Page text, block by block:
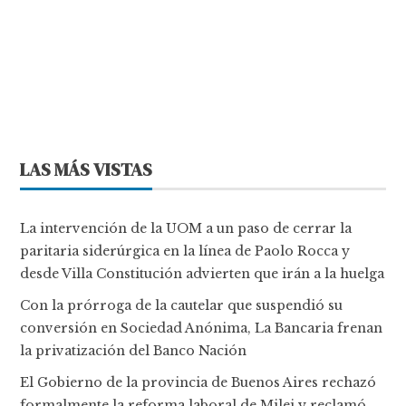
LAS MÁS VISTAS
La intervención de la UOM a un paso de cerrar la
paritaria siderúrgica en la línea de Paolo Rocca y
desde Villa Constitución advierten que irán a la huelga
Con la prórroga de la cautelar que suspendió su
conversión en Sociedad Anónima, La Bancaria frenan
la privatización del Banco Nación
El Gobierno de la provincia de Buenos Aires rechazó